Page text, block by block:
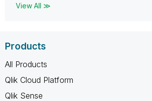
View All ≫
Products
All Products
Qlik Cloud Platform
Qlik Sense